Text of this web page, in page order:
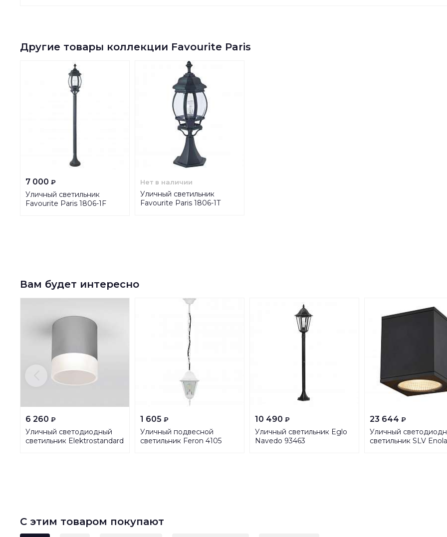
Другие товары коллекции Favourite Paris
7 000 ₽
Уличный светильник
Favourite Paris 1806-1F
Нет в наличии
Уличный светильник
Favourite Paris 1806-1T
Вам будет интересно
6 260 ₽
Уличный светодиодный
светильник Elektrostandard
1 605 ₽
Уличный подвесной
светильник Feron 4105
10 490 ₽
Уличный светильник Eglo
Navedo 93463
23 644 ₽
Уличный
светильник SLV Enola
С этим товаром покупают